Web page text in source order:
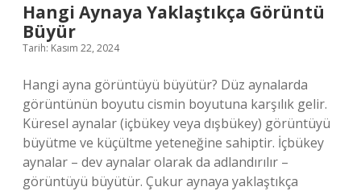
Hangi Aynaya Yaklaştıkça Görüntü
Büyür
Tarih: Kasım 22, 2024
Hangi ayna görüntüyü büyütür? Düz aynalarda
görüntünün boyutu cismin boyutuna karşılık gelir.
Küresel aynalar (içbükey veya dışbükey) görüntüyü
büyütme ve küçültme yeteneğine sahiptir. İçbükey
aynalar – dev aynalar olarak da adlandırılır –
görüntüyü büyütür. Çukur aynaya yaklaştıkça